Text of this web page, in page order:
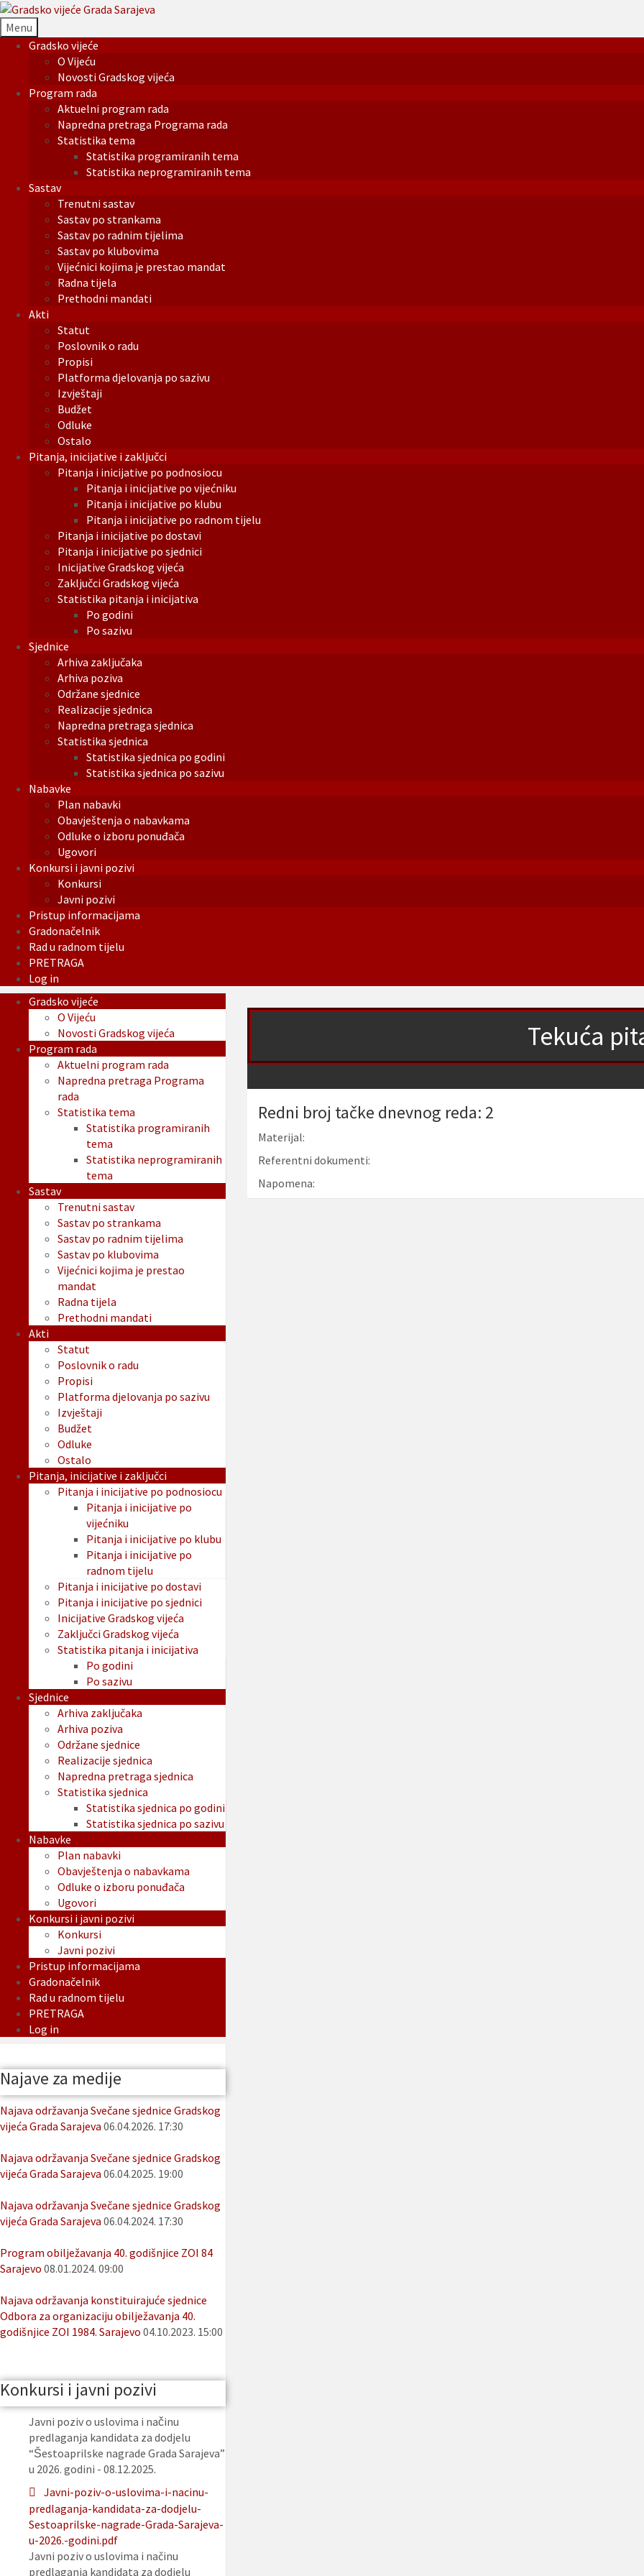
Menu
Gradsko vijeće
O Vijeću
Novosti Gradskog vijeća
Program rada
Aktuelni program rada
Napredna pretraga Programa rada
Statistika tema
Statistika programiranih tema
Statistika neprogramiranih tema
Sastav
Trenutni sastav
Sastav po strankama
Sastav po radnim tijelima
Sastav po klubovima
Vijećnici kojima je prestao mandat
Radna tijela
Prethodni mandati
Akti
Statut
Poslovnik o radu
Propisi
Platforma djelovanja po sazivu
Izvještaji
Budžet
Odluke
Ostalo
Pitanja, inicijative i zaključci
Pitanja i inicijative po podnosiocu
Pitanja i inicijative po vijećniku
Pitanja i inicijative po klubu
Pitanja i inicijative po radnom tijelu
Pitanja i inicijative po dostavi
Pitanja i inicijative po sjednici
Inicijative Gradskog vijeća
Zaključci Gradskog vijeća
Statistika pitanja i inicijativa
Po godini
Po sazivu
Sjednice
Arhiva zaključaka
Arhiva poziva
Održane sjednice
Realizacije sjednica
Napredna pretraga sjednica
Statistika sjednica
Statistika sjednica po godini
Statistika sjednica po sazivu
Nabavke
Plan nabavki
Obavještenja o nabavkama
Odluke o izboru ponuđača
Ugovori
Konkursi i javni pozivi
Konkursi
Javni pozivi
Pristup informacijama
Gradonačelnik
Rad u radnom tijelu
PRETRAGA
Log in
Tekuća
Redni broj tačke dnevnog reda: 2
Materijal:
Referentni dokumenti:
Napomena:
Gradsko vijeće
O Vijeću
Novosti Gradskog vijeća
Program rada
Aktuelni program rada
Napredna pretraga Programa
rada
Statistika tema
Statistika programiranih
tema
Statistika neprogramiranih
tema
Sastav
Trenutni sastav
Sastav po strankama
Sastav po radnim tijelima
Sastav po klubovima
Vijećnici kojima je prestao
mandat
Radna tijela
Prethodni mandati
Akti
Statut
Poslovnik o radu
Propisi
Platforma djelovanja po sazivu
Izvještaji
Budžet
Odluke
Ostalo
Pitanja, inicijative i zaključci
Pitanja i inicijative po podnosiocu
Pitanja i inicijative po
vijećniku
Pitanja i inicijative po klubu
Pitanja i inicijative po
radnom tijelu
Pitanja i inicijative po dostavi
Pitanja i inicijative po sjednici
Inicijative Gradskog vijeća
Zaključci Gradskog vijeća
Statistika pitanja i inicijativa
Po godini
Po sazivu
Sjednice
Arhiva zaključaka
Arhiva poziva
Održane sjednice
Realizacije sjednica
Napredna pretraga sjednica
Statistika sjednica
Statistika sjednica po godini
Statistika sjednica po sazivu
Nabavke
Plan nabavki
Obavještenja o nabavkama
Odluke o izboru ponuđača
Ugovori
Konkursi i javni pozivi
Konkursi
Javni pozivi
Pristup informacijama
Gradonačelnik
Rad u radnom tijelu
PRETRAGA
Log in
Najave za medije
Najava održavanja Svečane sjednice Gradskog
vijeća Grada Sarajeva 06.04.2026. 17:30
Najava održavanja Svečane sjednice Gradskog
vijeća Grada Sarajeva 06.04.2025. 19:00
Najava održavanja Svečane sjednice Gradskog
vijeća Grada Sarajeva 06.04.2024. 17:30
Program obilježavanja 40. godišnjice ZOI 84
Sarajevo 08.01.2024. 09:00
Najava održavanja konstituirajuće sjednice
Odbora za organizaciju obilježavanja 40.
godišnjice ZOI 1984. Sarajevo 04.10.2023. 15:00
Konkursi i javni pozivi
Javni poziv o uslovima i načinu
predlaganja kandidata za dodjelu
“Šestoaprilske nagrade Grada Sarajeva”
u 2026. godini - 08.12.2025.
Javni-poziv-o-uslovima-i-nacinu-
predlaganja-kandidata-za-dodjelu-
Sestoaprilske-nagrade-Grada-Sarajeva-
u-2026.-godini.pdf
Javni poziv o uslovima i načinu
predlaganja kandidata za dodjelu